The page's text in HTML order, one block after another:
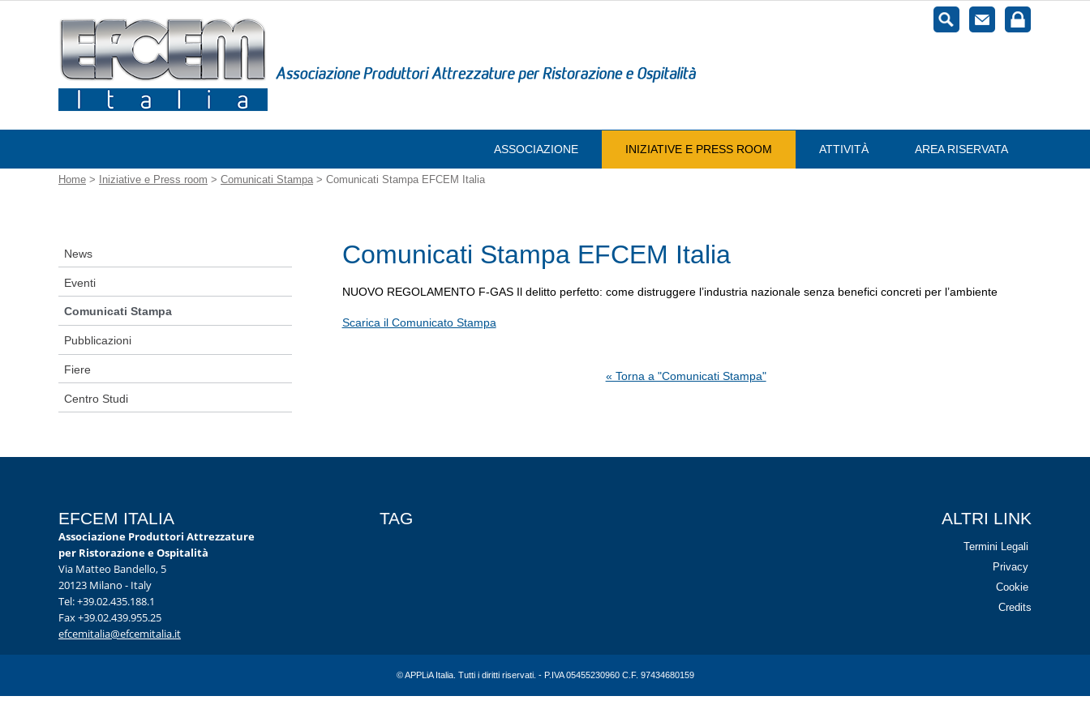
ASSOCIAZIONE INIZIATIVE E PRESS ROOM ATTIVITÀ AREA RISERVATA
Home > Iniziative e Press room > Comunicati Stampa> Comunicati Stampa EFCEM Italia
News
Eventi
Comunicati Stampa
Pubblicazioni
Fiere
Centro Studi
Comunicati Stampa EFCEM Italia
NUOVO REGOLAMENTO F-GAS Il delitto perfetto: come distruggere l’industria nazionale senza benefici concreti per l’ambiente
Scarica il Comunicato Stampa
« Torna a "Comunicati Stampa"
ALTRI LINK
Termini Legali
Privacy
Cookie
Credits
EFCEM ITALIA
Associazione Produttori Attrezzature
per Ristorazione e Ospitalità
Via Matteo Bandello, 5
20123 Milano - Italy
Tel: +39.02.435.188.1
Fax +39.02.439.955.25
efcemitalia@efcemitalia.it
TAG
© APPLiA Italia. Tutti i diritti riservati. - P.IVA 05455230960 C.F. 97434680159